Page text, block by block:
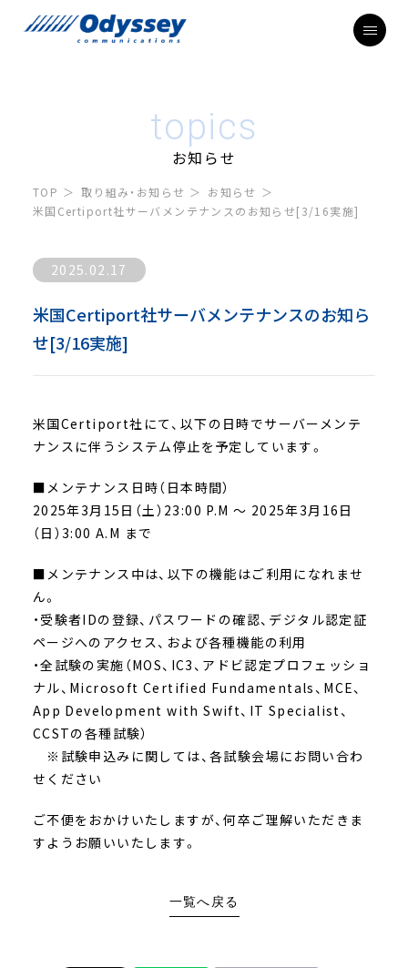
topics
お知らせ
TOP 取り組み・お知らせ
お知らせ
米国Certiport社サーバメンテナンスのお知らせ[3/16実施]
2025.02.17
米国Certiport社サーバメンテナンスのお知ら
せ[3/16実施]
米国Certiport社にて、以下の日時でサーバーメンテ
ナンスに伴うシステム停止を予定しています。
■メンテナンス日時（日本時間）
2025年3月15日（土）23:00 P.M ～ 2025年3月16日
（日）3:00 A.M まで
■メンテナンス中は、以下の機能はご利用になれませ
ん。
・受験者IDの登録、パスワードの確認、デジタル認定証
ページへのアクセス、および各種機能の利用
・全試験の実施（MOS、IC3、アドビ認定プロフェッショ
ナル、Microsoft Certified Fundamentals、MCE、
App Development with Swift、IT Specialist、
CCSTの各種試験）
※試験申込みに関しては、各試験会場にお問い合わ
せください
ご不便をおかけいたしますが、何卒ご理解いただきま
すようお願いいたします。
一覧へ戻る